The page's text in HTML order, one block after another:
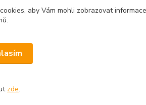
aby Vám mohli zobrazovat informace
zde.